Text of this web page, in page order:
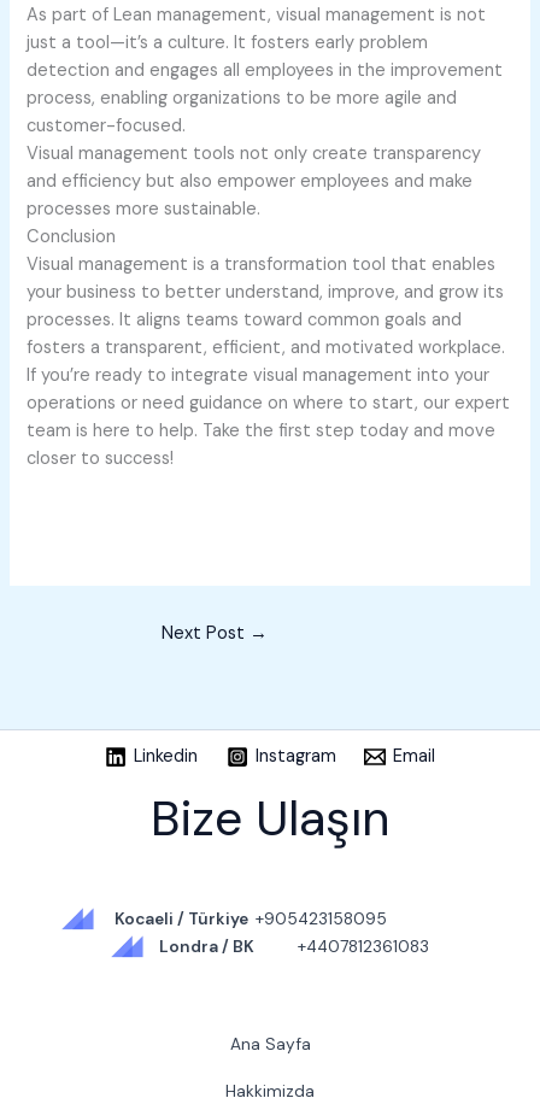
As part of Lean management, visual management is not
just a tool—it’s a culture. It fosters early problem
detection and engages all employees in the improvement
process, enabling organizations to be more agile and
customer-focused.
Visual management tools not only create transparency
and efficiency but also empower employees and make
processes more sustainable.
Conclusion
Visual management is a transformation tool that enables
your business to better understand, improve, and grow its
processes. It aligns teams toward common goals and
fosters a transparent, efficient, and motivated workplace.
If you’re ready to integrate visual management into your
operations or need guidance on where to start, our expert
team is here to help. Take the first step today and move
closer to success!
Next Post →
Linkedin Instagram Email
Bize Ulaşın
Kocaeli / Türkiye +905423158095
Londra / BK +4407812361083
Ana Sayfa
Hakkimizda